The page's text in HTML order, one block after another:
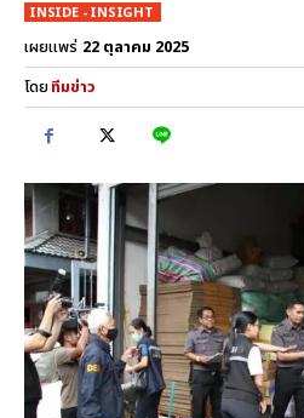
INSIDE - INSIGHT
เผยแพร่ 22 ตุลาคม 2025
โดยทีมข่าว